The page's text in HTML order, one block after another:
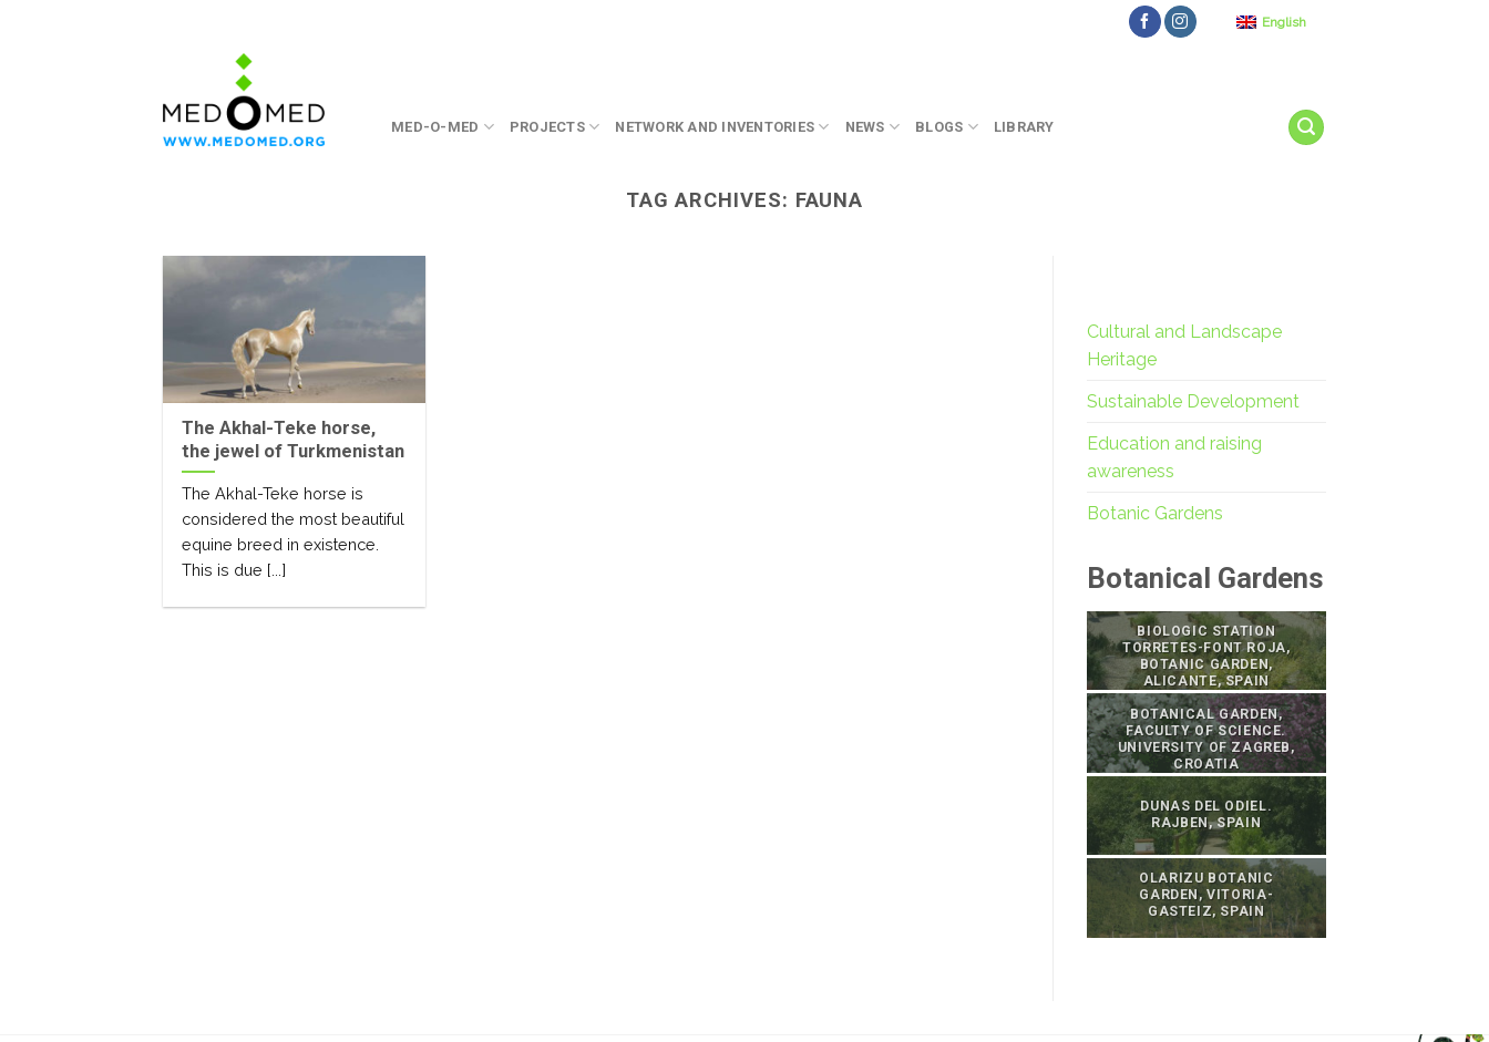
English
MED-O-MED PROJECTS NETWORK AND INVENTORIES NEWS BLOGS LIBRARY
TAG ARCHIVES: FAUNA
The Akhal-Teke horse,
the jewel of Turkmenistan
The Akhal-Teke horse is
considered the most beautiful
equine breed in existence.
This is due [...]
Cultural and Landscape
Heritage
Sustainable Development
Education and raising
awareness
Botanic Gardens
Botanical Gardens
BIOLOGIC STATION
TORRETES-FONT ROJA,
BOTANIC GARDEN,
ALICANTE, SPAIN
BOTANICAL GARDEN,
FACULTY OF SCIENCE.
UNIVERSITY OF ZAGREB,
CROATIA
DUNAS DEL ODIEL.
RAJBEN, SPAIN
OLARIZU BOTANIC
GARDEN, VITORIA-
GASTEIZ, SPAIN